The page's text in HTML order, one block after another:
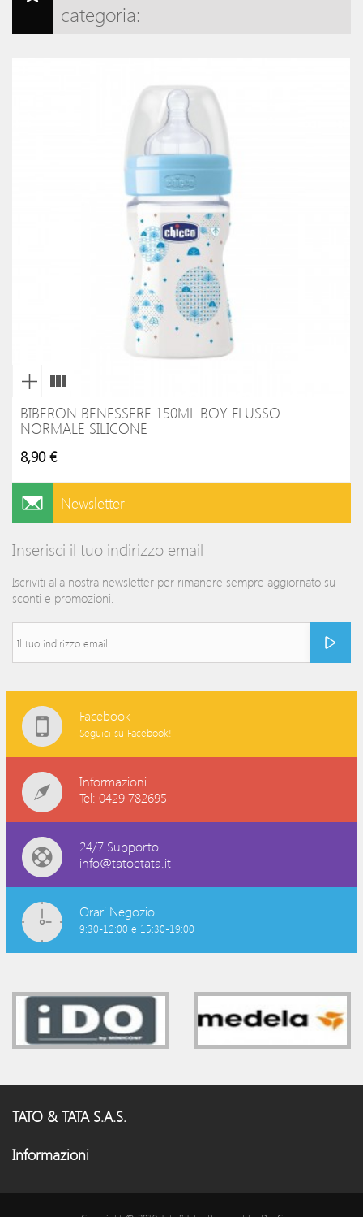
categoria:
BIBERON BENESSERE 150ML BOY FLUSSO
NORMALE SILICONE
8,90 €
Newsletter
Inserisci il tuo indirizzo email
Iscriviti alla nostra newsletter per rimanere sempre aggiornato su
sconti e promozioni.
Facebook
Seguici su Facebook!
Informazioni
Tel: 0429 782695
24/7 Supporto
info@tatoetata.it
Orari Negozio
9:30-12:00 e 15:30-19:00
TATO & TATA S.A.S.
Informazioni